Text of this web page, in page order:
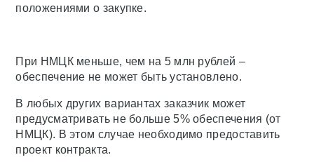
положениями о закупке.
При НМЦК меньше, чем на 5 млн рублей –
обеспечение не может быть установлено.
В любых других вариантах заказчик может
предусматривать не больше 5% обеспечения (от
НМЦК). В этом случае необходимо предоставить
проект контракта.